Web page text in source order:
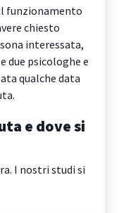
funzionamento
chiesto
interessata,
due psicologhe e
qualche data
e dove si
I nostri studi si